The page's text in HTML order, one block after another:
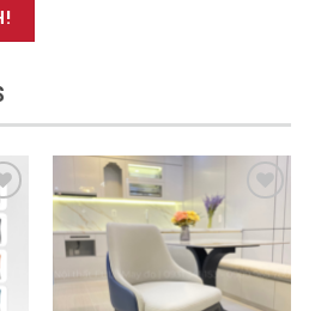
THÊM
YÊU
THÍCH!